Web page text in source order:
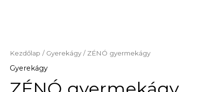
Kezdőlap / Gyerekágy / ZÉNÓ gyermekágy
Gyerekágy